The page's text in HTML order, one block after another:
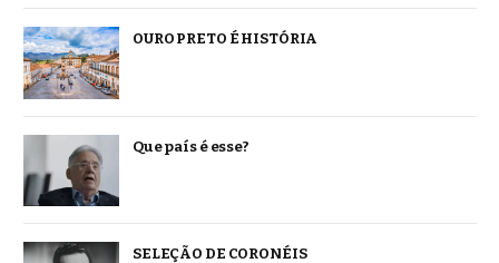
OURO PRETO É HISTÓRIA
Que país é esse?
SELEÇÃO DE CORONÉIS